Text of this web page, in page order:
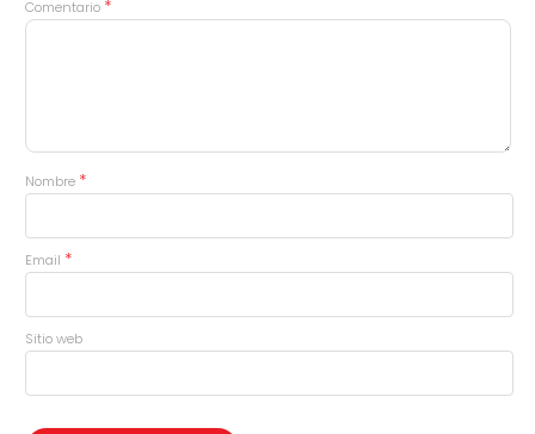
Comentario *
Nombre *
Email *
Sitio web